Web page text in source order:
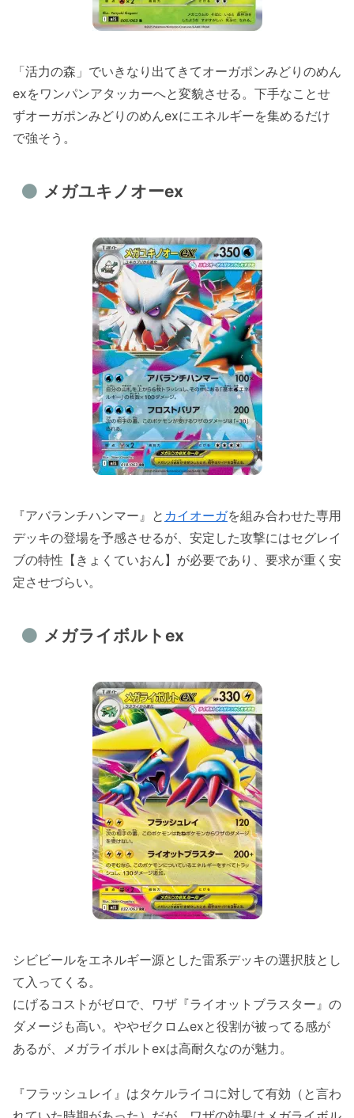
「活力の森」でいきなり出てきてオーガポンみどりのめん
exをワンパンアタッカーへと変貌させる。下手なことせ
ずオーガポンみどりのめんexにエネルギーを集めるだけ
で強そう。
メガユキノオーex
『アバランチハンマー』と カイオーガを組み合わせた専用
デッキの登場を予感させるが、安定した攻撃にはセグレイ
ブの特性【きょくていおん】が必要であり、要求が重く安
定させづらい。
メガライボルトex
シビビールをエネルギー源とした雷系デッキの選択肢とし
て入ってくる。
にげるコストがゼロで、ワザ『ライオットブラスター』の
ダメージも高い。ややゼクロムexと役割が被ってる感が
あるが、メガライボルトexは高耐久なのが魅力。
『フラッシュレイ』はタケルライコに対して有効（と言わ